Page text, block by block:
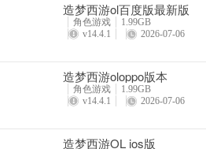
虚空禁锢（巧系）：攻击目标，并有一
一箭双雕（普系）：攻击同一列2个目
暗影袭击（猛系）：攻击目标，并为自
造梦西游ol百度版最新版
角色游戏
1.99GB
v14.4.1
2026-07-06
造梦西游oloppo版本
角色游戏
1.99GB
v14.4.1
2026-07-06
造梦西游OL ios版